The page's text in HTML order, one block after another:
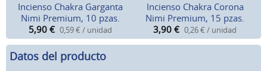
Incienso Chakra Garganta
Nimi Premium, 10 pzas.
5,90 € 0,59 € / unidad
Incienso Chakra Corona
Nimi Premium, 15 pzas.
3,90 € 0,26 € / unidad
Datos del producto